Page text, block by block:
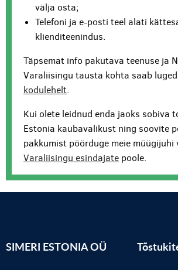
välja osta;
Telefoni ja e-posti teel alati
klienditeenindus.
Täpsemat info pakutava teenuse ja
Varaliisingu tausta kohta saab
kodulehelt.
Kui olete leidnud enda jaoks sobiva
Estonia kaubavalikust ning soovite
pakkumist pöörduge meie müügijuhi
Varaliisingu esindajate poole.
SIMERI ESTONIA OÜ